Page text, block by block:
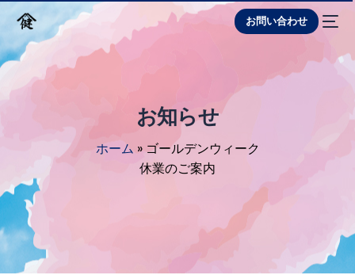
お問い合わせ
お知らせ
ホーム » ゴールデンウィーク
休業のご案内